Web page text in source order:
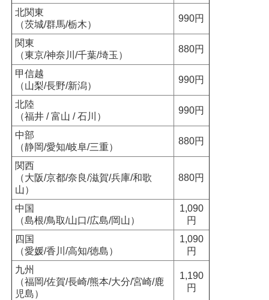
北関東
（茨城/群馬/栃木）
990円
関東
（東京/神奈川/千葉/埼玉）
880円
甲信越
（山梨/長野/新潟）
990円
北陸
（福井 / 富山 / 石川）
990円
中部
（静岡/愛知/岐阜/三重）
880円
関西
（大阪/京都/奈良/滋賀/兵庫/和歌
山）
880円
中国
（島根/鳥取/山口/広島/岡山）
1,090
円
四国
（愛媛/香川/高知/徳島）
1,090
円
九州
（福岡/佐賀/長崎/熊本/大分/宮崎/鹿
児島）
1,190
円